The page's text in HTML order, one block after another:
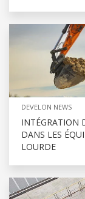
DEVELON NEWS
INTÉGRATION
DANS LES
LOURDE